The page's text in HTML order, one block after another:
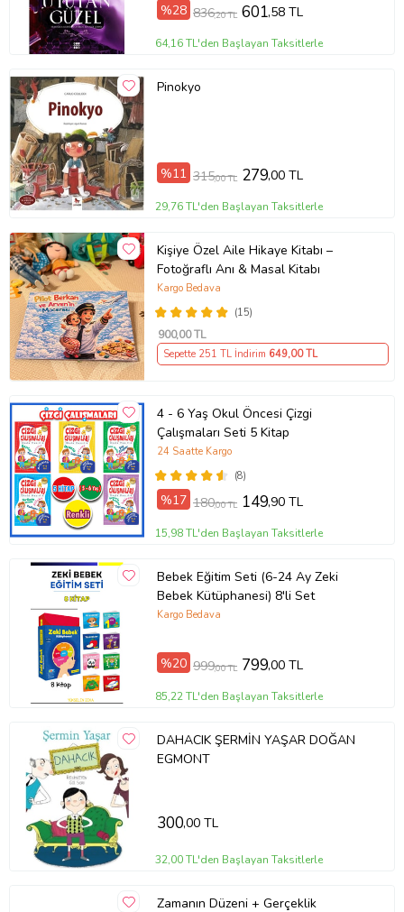
Tanıtım Metni
Baskı Sayısı1.Baskı
Baskı Tarihi 2015
Çevirmen
Charles Perrault
Cilt Tipi
Ciltsiz
Kağıt Cinsi Kuşe
Sayfa Sayısı 65
Yayın Dili
Türkçe
Yazar
Charles Perrault
Ürün Kodu:kcm31690276
%28 836,20 TL 601,58 TL
64,16 TL'den Başlayan Taksitlerle
Pinokyo
%11 315,00 TL 279,00 TL
29,76 TL'den Başlayan Taksitlerle
Kişiye Özel Aile Hikaye Kitabı –
Fotoğraflı Anı & Masal Kitabı
(15)
Kargo Bedava
900,00 TL
Sepette 251 TL İndirim 649,00 TL
4 - 6 Yaş Okul Öncesi Çizgi
Çalışmaları Seti 5 Kitap
(8)
24 Saatte Kargo
%17 180,00 TL 149,90 TL
15,98 TL'den Başlayan Taksitlerle
Bebek Eğitim Seti (6-24 Ay Zeki
Bebek Kütüphanesi) 8'li Set
Kargo Bedava
%20 999,00 TL 799,00 TL
85,22 TL'den Başlayan Taksitlerle
DAHACIK ŞERMİN YAŞAR DOĞAN
EGMONT
300,00 TL
32,00 TL'den Başlayan Taksitlerle
Zamanın Düzeni + Gerçeklik